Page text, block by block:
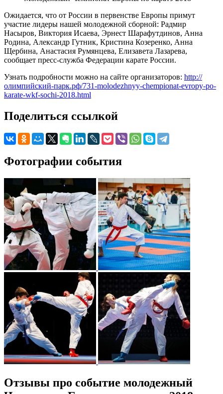
Ожидается, что от России в первенстве Европы примут
участие лидеры нашей молодежной сборной: Радмир
Насыров, Виктория Исаева, Эрнест Шарафутдинов, Анна
Родина, Александр Гутник, Кристина Козеренко, Анна
Щербина, Анастасия Румянцева, Елизавета Лазарева,
сообщает пресс-служба Федерации карате России.
Узнать подробности можно на сайте организаторов: http://
олимпийский-парк.рф/731-molodezhnyy-chempionat-evropy-po-
karate-wkf-sochi-2018.html
Поделиться ссылкой
Фотографии события
Отзывы про событие молодежный